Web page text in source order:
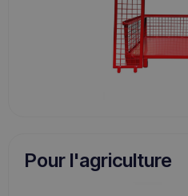
Pour l'agriculture